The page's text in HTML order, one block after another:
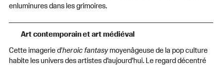
enluminures dans les grimoires.
Art contemporain et art médiéval
Cette imagerie d’heroic fantasymoyenâgeuse de la pop culture
habite les univers des artistes d’aujourd’hui. Le regard décentré